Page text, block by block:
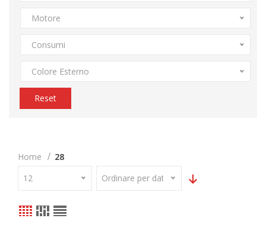
Motore
Consumi
Colore Esterno
Reset
Home
28
12
Ordinare per data